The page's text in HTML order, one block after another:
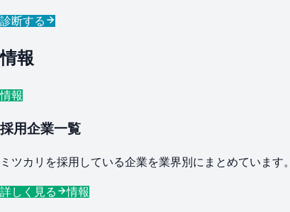
診断する
情報
情報
採用企業一覧
ミツカリを採用している企業を業界別にまとめています。
詳しく見る 情報